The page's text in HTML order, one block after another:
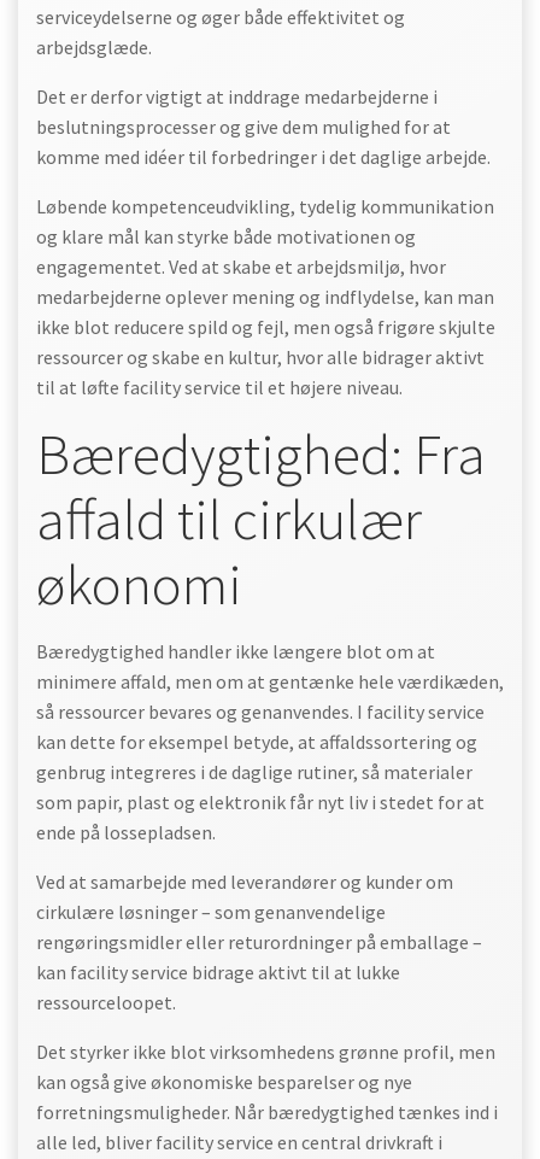
serviceydelserne og øger både effektivitet og
arbejdsglæde.
Det er derfor vigtigt at inddrage medarbejderne i
beslutningsprocesser og give dem mulighed for at
komme med idéer til forbedringer i det daglige arbejde.
Løbende kompetenceudvikling, tydelig kommunikation
og klare mål kan styrke både motivationen og
engagementet. Ved at skabe et arbejdsmiljø, hvor
medarbejderne oplever mening og indflydelse, kan man
ikke blot reducere spild og fejl, men også frigøre skjulte
ressourcer og skabe en kultur, hvor alle bidrager aktivt
til at løfte facility service til et højere niveau.
Bæredygtighed: Fra
affald til cirkulær
økonomi
Bæredygtighed handler ikke længere blot om at
minimere affald, men om at gentænke hele værdikæden,
så ressourcer bevares og genanvendes. I facility service
kan dette for eksempel betyde, at affaldssortering og
genbrug integreres i de daglige rutiner, så materialer
som papir, plast og elektronik får nyt liv i stedet for at
ende på lossepladsen.
Ved at samarbejde med leverandører og kunder om
cirkulære løsninger – som genanvendelige
rengøringsmidler eller returordninger på emballage –
kan facility service bidrage aktivt til at lukke
ressourceloopet.
Det styrker ikke blot virksomhedens grønne profil, men
kan også give økonomiske besparelser og nye
forretningsmuligheder. Når bæredygtighed tænkes ind i
alle led, bliver facility service en central drivkraft i